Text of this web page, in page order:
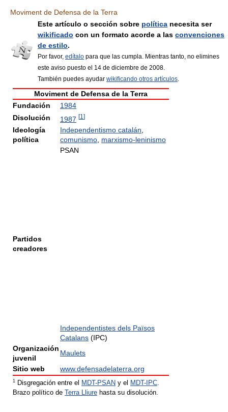
Moviment de Defensa de la Terra
Este artículo o sección sobre política necesita ser
wikificado con un formato acorde a las convenciones
de estilo.
Por favor, edítalo para que las cumpla. Mientras tanto, no elimines
este aviso puesto el 14 de diciembre de 2008.
También puedes ayudar wikificando otros artículos.
Moviment de Defensa de la Terra
Fundación
1984
Disolución
1987 [1 ]
Ideología
política
Independentismo catalán
comunismo marxismo-leninismo
Partidos
creadores
PSAN
Independentistes dels Països
Catalans (IPC)
Organización
juvenil
Maulets
Sitio web
www.defensadelaterra.org
1 Disgregación entre el MDT-PSAN y el MDT-IPC.
Brazo político de Terra Lliure hasta su disolución.